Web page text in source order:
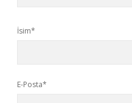
İsim*
E-Posta*